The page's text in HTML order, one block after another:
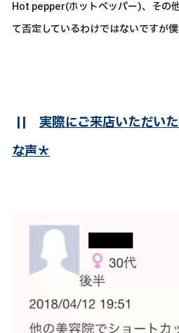
Hot pepper(ホットペッパー)、その
て否定しているわけではないですが
|| 実際にご来店いただい
な声＊